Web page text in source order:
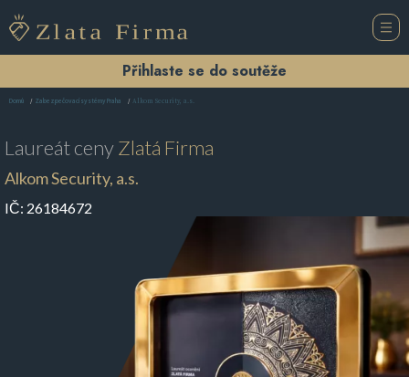
Přihlaste se do soutěže
Domů Zabezpečovací systémy Praha Alkom Security, a.s.
Laureát cenyZlatá Firma
Alkom Security, a.s.
IČ: 26184672